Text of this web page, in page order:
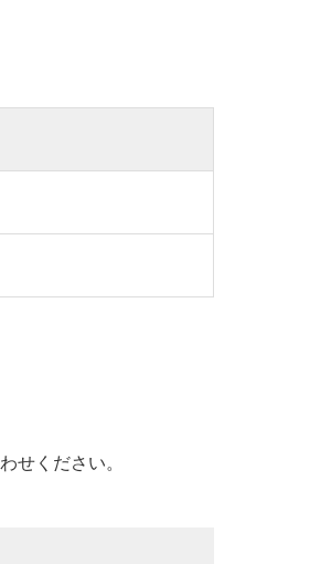
せください。